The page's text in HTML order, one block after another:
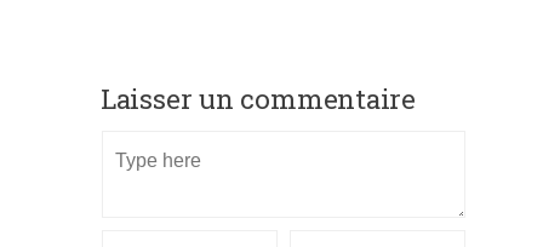
Laisser un commentaire